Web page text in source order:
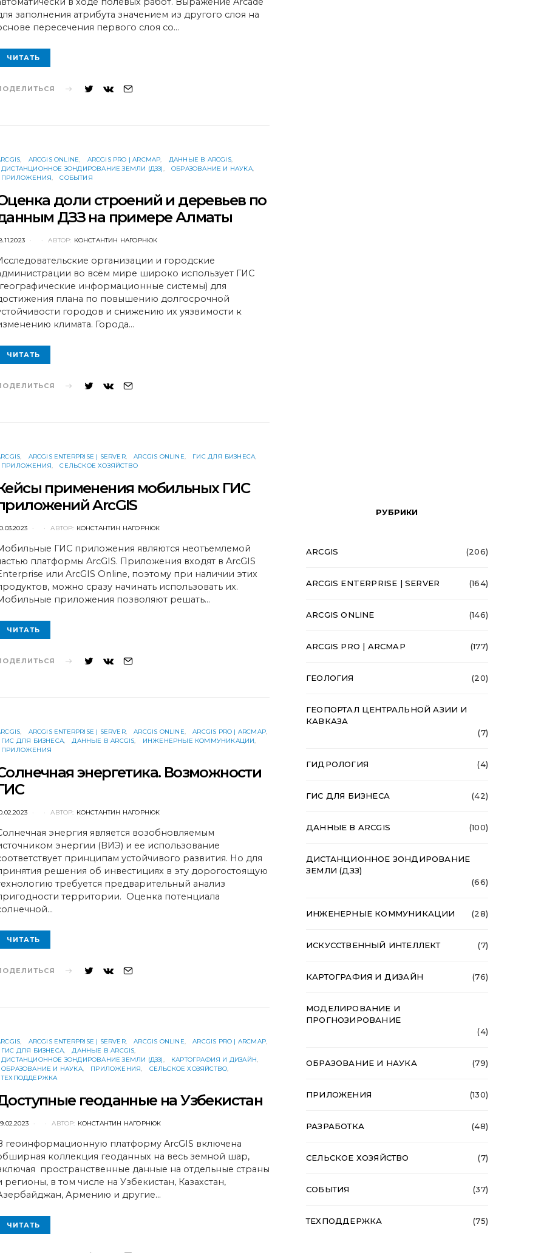
заполнения атрибута значением из другого слоя на
пересечения первого слоя со…
ЧИТАТЬ
ARCGIS ONLINE ARCGIS PRO | ARCMAP
ДАННЫЕ В ARCGIS
ДИСТАНЦИОННОЕ ЗОНДИРОВАНИЕ ЗЕМЛИ (ДЗЗ)
ОБРАЗОВАНИЕ И НАУКА
ПРИЛОЖЕНИЯ
СОБЫТИЯ
доли строений и деревьев по
ДЗЗ на примере Алматы
АВТОР: КОНСТАНТИН НАГОРНЮК
организации и городские
во всём мире широко использует ГИС
информационные системы) для
плана по повышению долгосрочной
городов и снижению их уязвимости к
климата. Города…
ЧИТАТЬ
ARCGIS ENTERPRISE | SERVER ARCGIS ONLINE
ГИС ДЛЯ БИЗНЕСА
ПРИЛОЖЕНИЯ
СЕЛЬСКОЕ ХОЗЯЙСТВО
применения мобильных ГИС
ArcGIS
АВТОР: КОНСТАНТИН НАГОРНЮК
ГИС приложения являются неотъемлемой
платформы ArcGIS. Приложения входят в ArcGIS
или ArcGIS Online, поэтому при наличии этих
можно сразу начинать использовать их.
приложения позволяют решать…
ЧИТАТЬ
ARCGIS ENTERPRISE | SERVER ARCGIS ONLINE
ARCGIS PRO | ARCMAP
ГИС ДЛЯ БИЗНЕСА
ДАННЫЕ В ARCGIS
ИНЖЕНЕРНЫЕ КОММУНИКАЦИИ
ПРИЛОЖЕНИЯ
энергетика. Возможности
АВТОР: КОНСТАНТИН НАГОРНЮК
энергия является возобновляемым
энергии (ВИЭ) и ее использование
принципам устойчивого развития. Но для
решения об инвестициях в эту дорогостоящую
требуется предварительный анализ
территории. Оценка потенциала
ЧИТАТЬ
ARCGIS ENTERPRISE | SERVER ARCGIS ONLINE
ARCGIS PRO | ARCMAP
ГИС ДЛЯ БИЗНЕСА
ДАННЫЕ В ARCGIS
ДИСТАНЦИОННОЕ ЗОНДИРОВАНИЕ ЗЕМЛИ (ДЗЗ)
КАРТОГРАФИЯ И ДИЗАЙН
ОБРАЗОВАНИЕ И НАУКА
ПРИЛОЖЕНИЯ
СЕЛЬСКОЕ ХОЗЯЙСТВО
ТЕХПОДДЕРЖКА
геоданные на Узбекистан
АВТОР: КОНСТАНТИН НАГОРНЮК
геоинформационную платформу ArcGIS включена
коллекция геоданных на весь земной шар,
пространственные данные на отдельные страны
регионы, в том числе на Узбекистан, Казахстан,
Армению и другие…
ЧИТАТЬ
РУБРИКИ
ARCGIS (206)
ARCGIS ENTERPRISE | SERVER (164)
ARCGIS ONLINE (146)
ARCGIS PRO | ARCMAP (177)
ГЕОЛОГИЯ (20)
ГЕОПОРТАЛ ЦЕНТРАЛЬНОЙ АЗИИ И
КАВКАЗА
(7)
ГИДРОЛОГИЯ (4)
ГИС ДЛЯ БИЗНЕСА (42)
ДАННЫЕ В ARCGIS (100)
ДИСТАНЦИОННОЕ ЗОНДИРОВАНИЕ
ЗЕМЛИ (ДЗЗ)
(66)
ИНЖЕНЕРНЫЕ КОММУНИКАЦИИ (28)
ИСКУССТВЕННЫЙ ИНТЕЛЛЕКТ (7)
КАРТОГРАФИЯ И ДИЗАЙН (76)
МОДЕЛИРОВАНИЕ И
ПРОГНОЗИРОВАНИЕ
(4)
ОБРАЗОВАНИЕ И НАУКА (79)
ПРИЛОЖЕНИЯ (130)
РАЗРАБОТКА (48)
СЕЛЬСКОЕ ХОЗЯЙСТВО (7)
СОБЫТИЯ (37)
ТЕХПОДДЕРЖКА (75)